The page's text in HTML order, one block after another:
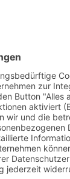
des
CHIO Aachen
internationale
dienen,
mit ihren Pferden
(3. bis 6. Juni)
als Sichtung
Fünf-
Darüber
bei internationalen
internationalen
für die
Deutschen
einen